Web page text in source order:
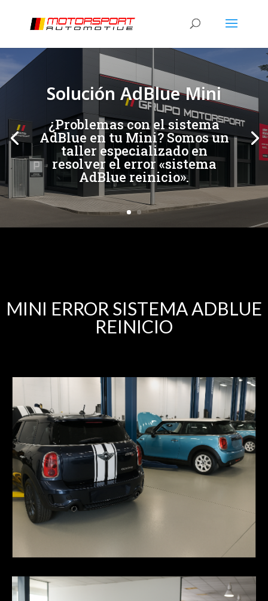
Solución AdBlue Mini
¿Problemas con el sistema
AdBlue en tu Mini? Somos un
taller especializado en
resolver el error «sistema
AdBlue reinicio».
[/et_pb_slide] [/et_pb_slide]
MINI ERROR SISTEMA ADBLUE
REINICIO